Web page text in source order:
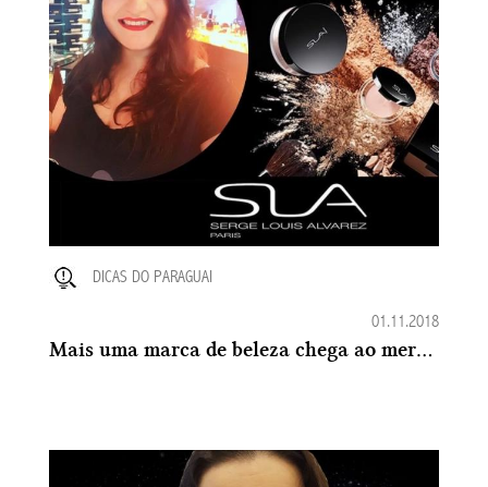
DICAS DO PARAGUAI
01.11.2018
Mais uma marca de beleza chega ao mercado no Paraguai: A SLA Paris